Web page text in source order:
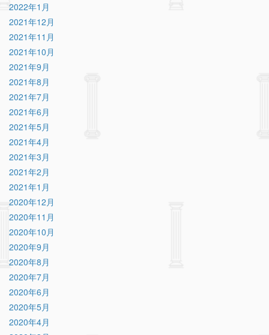
2022年1月
2021年12月
2021年11月
2021年10月
2021年9月
2021年8月
2021年7月
2021年6月
2021年5月
2021年4月
2021年3月
2021年2月
2021年1月
2020年12月
2020年11月
2020年10月
2020年9月
2020年8月
2020年7月
2020年6月
2020年5月
2020年4月